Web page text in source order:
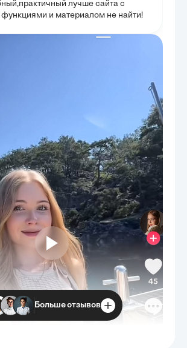
лучше сайта с
и материалом не найти!
Больше отзывов